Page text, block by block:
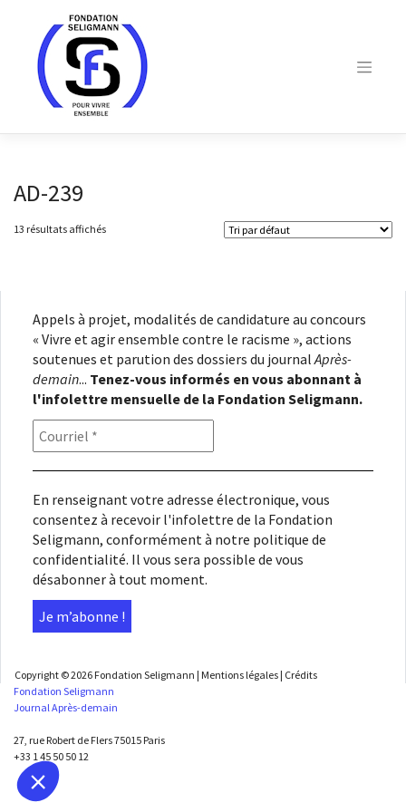
AD-239
13 résultats affichés
Appels à projet, modalités de candidature au concours
« Vivre et agir ensemble contre le racisme », actions
soutenues et parution des dossiers du journalAprès-
demain... Tenez-vous informés en vous abonnant à
l'infolettre mensuelle de la Fondation Seligmann.
En renseignant votre adresse électronique, vous
consentez à recevoir l'infolettre de la Fondation
Seligmann, conformément à notre politique de
confidentialité. Il vous sera possible de vous
désabonner à tout moment.
Copyright © 2026 Fondation Seligmann | Mentions légales | Crédits
Fondation Seligmann
Journal Après-demain
27, rue Robert de Flers 75015 Paris
+33 1 45 50 50 12